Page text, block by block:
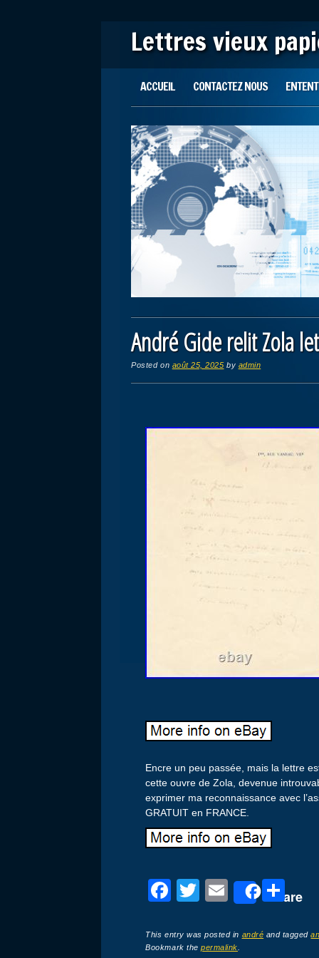
Lettres vieux
Main menu
ACCUEIL CONTACTEZ NOUS
André Gide relit Zola
Posted on août 25, 2025 by admin
Encre un peu passée, mais la lettre
cette ouvre de Zola, devenue
exprimer ma reconnaissance avec
GRATUIT en FRANCE.
F
c
T
tt
E
ail
Share
P
ta
This entry was posted in andré and tagged
Bookmark thepermalink